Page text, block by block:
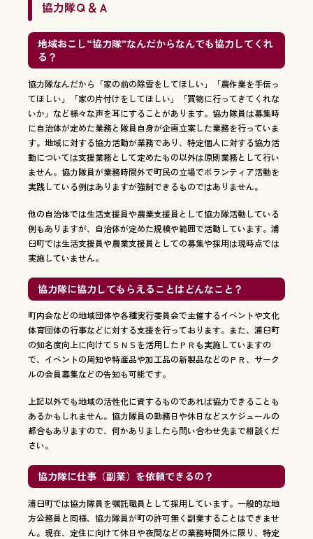
協力隊Ｑ＆Ａ
地域おこし“協力隊”なんだからなんでも協力してくれ
る？
協力隊なんだから「家の前の除雪をしてほしい」「農作業を手伝っ
てほしい」「家の片付けをしてほしい」「買物に行ってきてくれな
いか」など様々な声を耳にすることがあります。協力隊員は募集時
に自治体が定めた業務と隊員自身が企画立案した業務を行っていま
す。地域に対する協力活動が業務であり、特定個人に対する協力活
動については支援業務として定めたもの以外は原則業務として行い
ません。協力隊員が業務時間外で町民の立場でボランティア活動を
実践している例はありますが強制できるものではありません。
他の自治体では生活支援員や農業支援員として協力隊活動している
例もありますが、自治体が定めた規模や範囲で活動しています。浦
臼町では生活支援員や農業支援員としての募集や採用は現時点では
実施していません。
協力隊に協力してもらえることはどんなこと？
町内会などの地域団体や各種実行委員会で主催するイベントや文化
体育団体の行事などに対する支援を行っております。また、浦臼町
の知名度向上に向けてＳＮＳを活用したＰＲも実施していますの
で、イベントの周知や特産品や加工品の新製品などのＰＲ、サーク
ルの会員募集などの告知も可能です。
上記以外でも地域の活性化に資するものであれば協力できることも
あるかもしれません。協力隊員の勤務日や休日などスケジュールの
都合もありますので、何かありましたら問い合わせ先まで相談くだ
さい。
協力隊に仕事（副業）を依頼できるの？
浦臼町では協力隊員を嘱託職員として採用しています。一般的な地
方公務員と同様、協力隊員が町の許可無く副業することはできませ
ん。現在、定住に向けて休日や夜間などの業務時間外に限り、特定